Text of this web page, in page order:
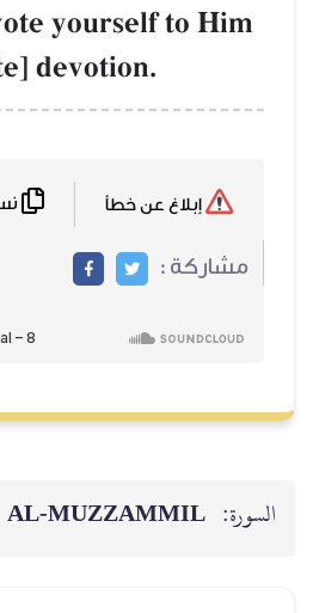
yourself to Him
devotion.
مشاركة :
السورة: AL‑MUZZAMMIL